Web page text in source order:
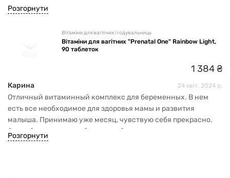
выглядеть лучше, появилась энергичность и пропала
усталость. Цена супер.
Розгорнути
Вітаміни для вагітних і годувальниць
Вітаміни для вагітних "Prenatal One" Rainbow Light,
90 таблеток
1 384₴
Карина 24 квіт. 2024 р.
Отличный витаминный комплекс для беременных. В нем
есть все необходимое для здоровья мамы и развития
малыша. Принимаю уже месяц, чувствую себя прекрасно.
Спасибо магазину за быструю обратную связь и доставку.
Розгорнути